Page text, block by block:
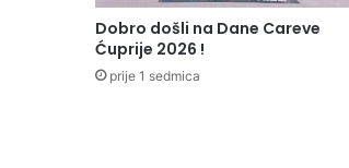
Dobro došli na Dane Careve
Ćuprije 2026 !
prije 1 sedmica